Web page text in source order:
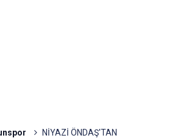
NİYAZİ ÖNDAŞ'TAN